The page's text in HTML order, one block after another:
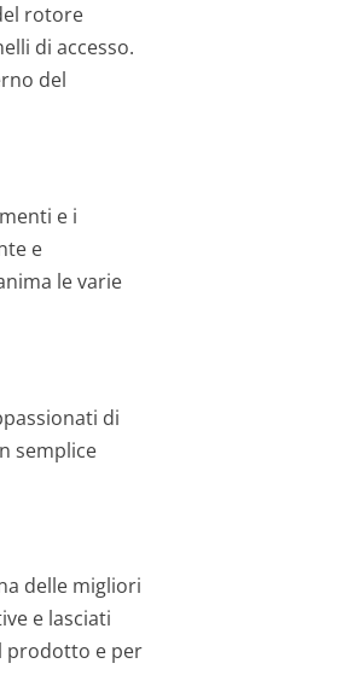
rotore
di accesso.
del
e i
e
le varie
di
semplice
delle migliori
e lasciati
prodotto e per